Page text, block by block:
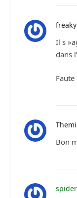
freaky
Il s
dans
Bon